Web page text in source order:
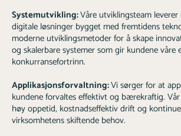
Systemutvikling:Våre utviklingsteam
digitale løsninger bygget med fremtidens
moderne utviklingsmetoder for å skape
og skalerbare systemer som gir kundene våre
konkurransefortrinn.
Applikasjonsforvaltning:Vi sørger for at
kundene forvaltes effektivt og bærekraftig.
høy oppetid, kostnadseffektiv drift og
virksomhetens skiftende behov.